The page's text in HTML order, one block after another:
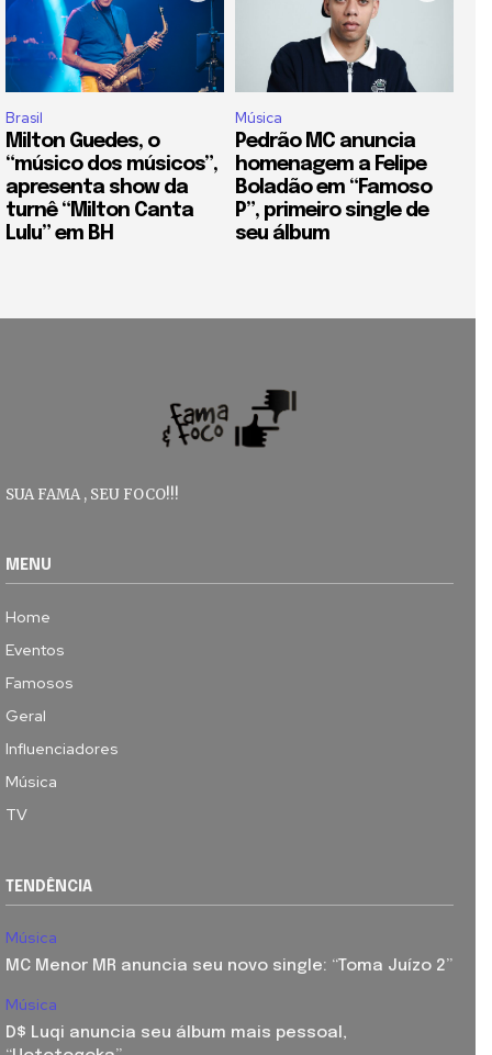
Brasil
Milton Guedes, o
“músico dos músicos”,
apresenta show da
turnê “Milton Canta
Lulu” em BH
Música
Pedrão MC anuncia
homenagem a Felipe
Boladão em “Famoso
P”, primeiro single de
seu álbum
SUA FAMA , SEU FOCO!!!
MENU
Home
Eventos
Famosos
Geral
Influenciadores
Música
TV
TENDÊNCIA
Música
MC Menor MR anuncia seu novo single: “Toma Juízo 2”
Música
D$ Luqi anuncia seu álbum mais pessoal,